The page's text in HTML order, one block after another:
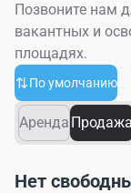
Позвоните нам
вакантных и
площадях.
По умолчанию
Аренда Продажа
Нет